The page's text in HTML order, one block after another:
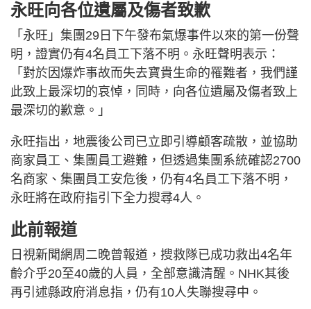
永旺向各位遺屬及傷者致歉
「永旺」集團29日下午發布氣爆事件以來的第一份聲
明，證實仍有4名員工下落不明。永旺聲明表示：
「對於因爆炸事故而失去寶貴生命的罹難者，我們謹
此致上最深切的哀悼，同時，向各位遺屬及傷者致上
最深切的歉意。」
永旺指出，地震後公司已立即引導顧客疏散，並協助
商家員工、集團員工避難，但透過集團系統確認2700
名商家、集團員工安危後，仍有4名員工下落不明，
永旺將在政府指引下全力搜尋4人。
此前報道
日視新聞網周二晚曾報道，搜救隊已成功救出4名年
齡介乎20至40歲的人員，全部意識清醒。NHK其後
再引述縣政府消息指，仍有10人失聯搜尋中。